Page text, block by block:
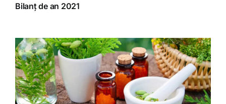
Bilanț de an 2021